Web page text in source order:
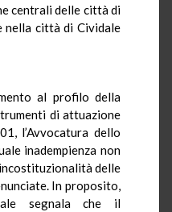
centrali delle città di
nella città di Cividale
al profilo della
di attuazione
l’Avvocatura dello
inadempienza non
delle
In proposito,
segnala che il